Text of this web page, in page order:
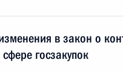
в закон о
госзакупок